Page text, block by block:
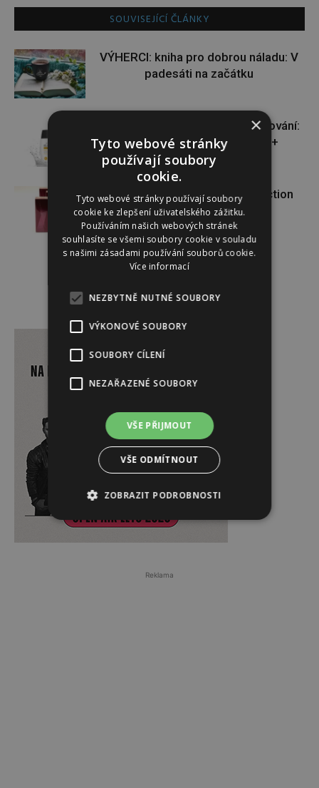
SOUVISEJÍCÍ ČLÁNKY
VÝHERCI: kniha pro dobrou náladu: V
padesáti na začátku
VÝHERCI: novinka ve světě opalování:
Heliocare Water Gel SPF 50+
VÝHERCI: o krásnou vůni Attraction
Sensation od AVONu
Reklama
×
Tyto webové stránky
používají soubory
cookie.
Tyto webové stránky používají soubory
cookie ke zlepšení uživatelského zážitku.
Používáním našich webových stránek
souhlasíte se všemi soubory cookie v souladu
s našimi zásadami používání souborů cookie.
Více informací
NEZBYTNĚ NUTNÉ SOUBORY
VÝKONOVÉ SOUBORY
SOUBORY CÍLENÍ
NEZAŘAZENÉ SOUBORY
VŠE PŘIJMOUT
VŠE ODMÍTNOUT
ZOBRAZIT PODROBNOSTI